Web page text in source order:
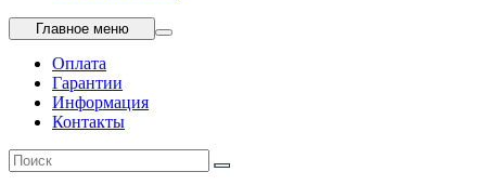
Главное меню
Оплата
Гарантии
Информация
Контакты